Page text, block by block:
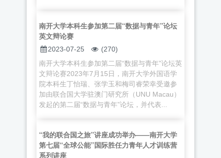
南开大学本科生参加第二届“数据与青年”论坛
英文辩论赛
2023-07-25
(270)
南开大学本科生参加第二届“数据与青年”论坛英
文辩论赛2023年7月15日，南开大学外国语学
院本科生丁怡瑞、张学玉和梅司睿荣幸受邀参
加由联合国大学驻澳门研究所（UNU Macau）
发起的第二届“数据与青年”论坛，并代表...
“我的联合国之旅”讲座成功举办——南开大学
第七届“全球公能”国际胜任力青年人才训练营
系列讲座